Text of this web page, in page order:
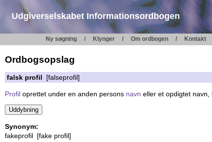
Udgiverselskabet Informationsordbogen
Ny søgning Klynger Om ordbogen Kontakt
Ordbogsopslag
falsk profil [falseprofil]
Profil oprettet under en anden persons navn eller et opdigtet navn,
Synonym:
fakeprofil [fake profil]